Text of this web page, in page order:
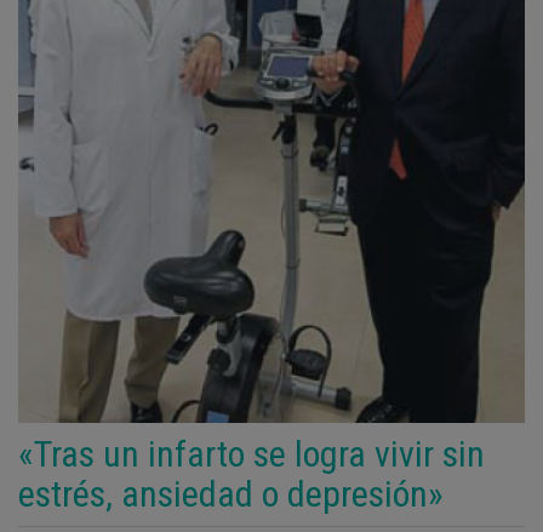
«Tras un infarto se logra vivir sin
estrés, ansiedad o depresión»